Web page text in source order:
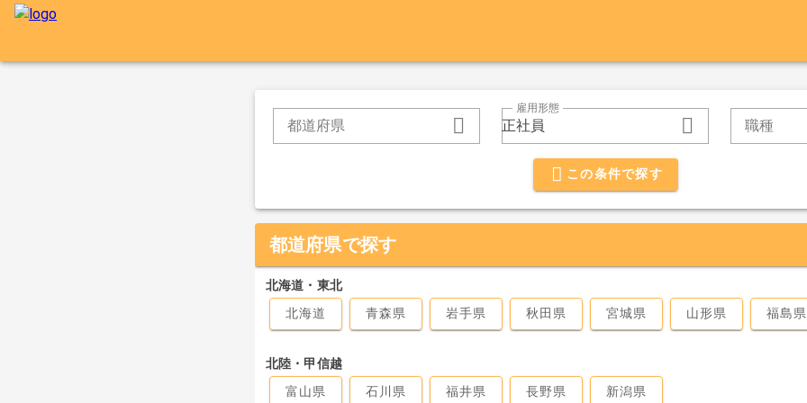
都道府県 正社員
雇用形態
職種
この条件で探す
都道府県で探す
北海道・東北
北海道
青森県 岩手県 秋田県 宮城県 山形県 福島県
北陸・甲信越
富山県
石川県 福井県 長野県 新潟県